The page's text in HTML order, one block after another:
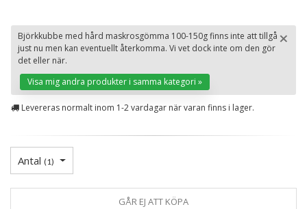
×
Björkkubbe med hård maskrosgömma 100-150g finns inte att tillgå
just nu men kan eventuellt återkomma. Vi vet dock inte om den gör
det eller när.
Visa mig andra produkter i samma kategori »
Levereras normalt inom 1-2 vardagar när varan finns i lager.
Antal (1)
GÅR EJ ATT KÖPA